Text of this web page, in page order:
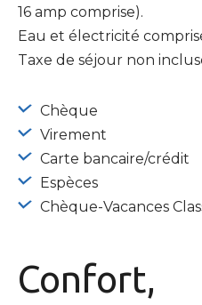
16 amp comprise).
Eau et électricité
Taxe de séjour non
Chèque
Virement
Carte bancaire/crédit
Espèces
Chèque-Vacances
Confort,